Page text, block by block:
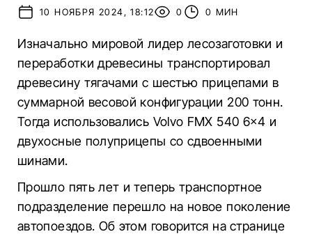
10 НОЯБРЯ 2024, 18:12
0 0 МИН
Изначально мировой лидер лесозаготовки и
переработки древесины транспортировал
древесину тягачами с шестью прицепами в
суммарной весовой конфигурации 200 тонн.
Тогда использовались Volvo FMX 540 6×4 и
двухосные полуприцепы со сдвоенными
шинами.
Прошло пять лет и теперь транспортное
подразделение перешло на новое поколение
автопоездов. Об этом говорится на странице